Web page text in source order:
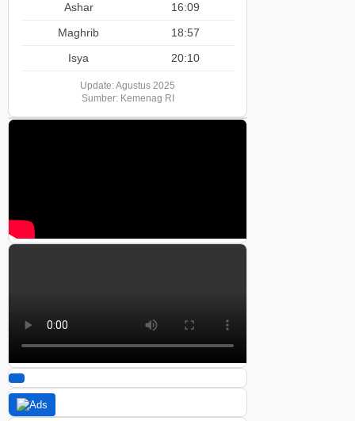
Ashar
16:09
Maghrib
18:57
Isya
20:10
Update: Agustus 2025
Sumber: Kemenag RI